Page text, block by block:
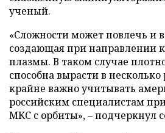
ученый.
«Сложности может повлечь и
создающая при направлении
плазмы. В таком случае
способна вырасти в несколько
крайне важно учитывать
российским специалистам
МКС с орбиты», – подчеркнул